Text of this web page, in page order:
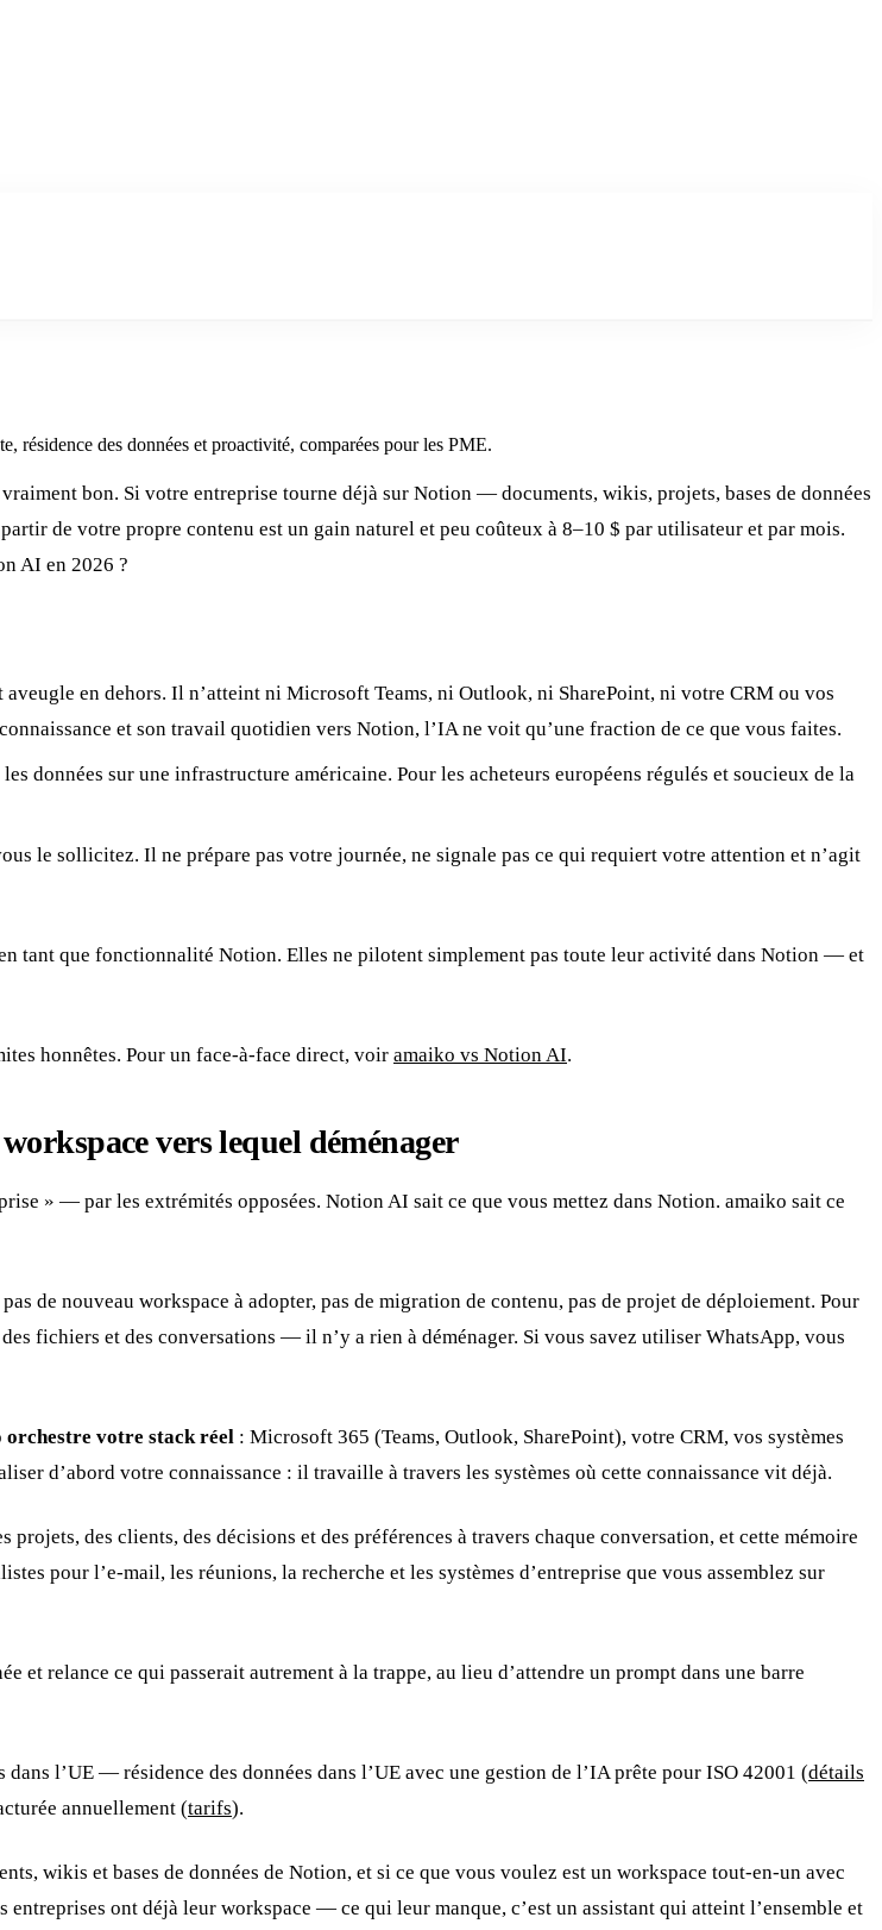
des données et proactivité, comparées pour les PME.
bon. Si votre entreprise tourne déjà sur Notion — documents, wikis, projets, bases de données
de votre propre contenu est un gain naturel et peu coûteux à 8–10 $ par utilisateur et par mois.
AI en 2026 ?
en dehors. Il n’atteint ni Microsoft Teams, ni Outlook, ni SharePoint, ni votre CRM ou vos
et son travail quotidien vers Notion, l’IA ne voit qu’une fraction de ce que vous faites.
données sur une infrastructure américaine. Pour les acheteurs européens régulés et soucieux de la
le sollicitez. Il ne prépare pas votre journée, ne signale pas ce qui requiert votre attention et n’agit
tant que fonctionnalité Notion. Elles ne pilotent simplement pas toute leur activité dans Notion — et
honnêtes. Pour un face-à-face direct, voir amaiko vs Notion AI.
vers lequel déménager
» — par les extrémités opposées. Notion AI sait ce que vous mettez dans Notion. amaiko sait ce
pas de nouveau workspace à adopter, pas de migration de contenu, pas de projet de déploiement. Pour
fichiers et des conversations — il n’y a rien à déménager. Si vous savez utiliser WhatsApp, vous
orchestre votre stack réel : Microsoft 365 (Teams, Outlook, SharePoint), votre CRM, vos systèmes
d’abord votre connaissance : il travaille à travers les systèmes où cette connaissance vit déjà.
projets, des clients, des décisions et des préférences à travers chaque conversation, et cette mémoire
pour l’e-mail, les réunions, la recherche et les systèmes d’entreprise que vous assemblez sur
et relance ce qui passerait autrement à la trappe, au lieu d’attendre un prompt dans une barre
l’UE — résidence des données dans l’UE avec une gestion de l’IA prête pour ISO 42001 (détails
annuellement (tarifs).
wikis et bases de données de Notion, et si ce que vous voulez est un workspace tout-en-un avec
ont déjà leur workspace — ce qui leur manque, c’est un assistant qui atteint l’ensemble et